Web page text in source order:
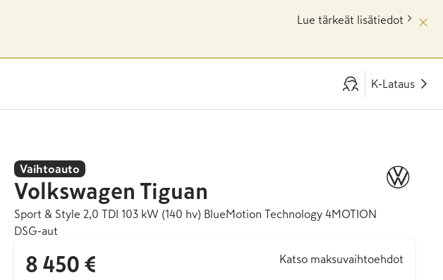
Lue tärkeät lisätiedot
K-Lataus
Vaihtoauto
Volkswagen Tiguan
Sport & Style 2,0 TDI 103 kW (140 hv) BlueMotion Technology 4MOTION
DSG-aut
8 450 € Katso maksuvaihtoehdot